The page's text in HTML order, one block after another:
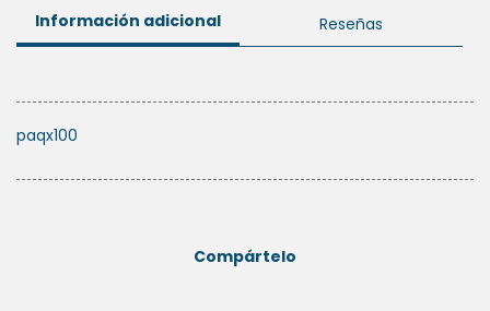
Información adicional Reseñas
paqx100
Compártelo